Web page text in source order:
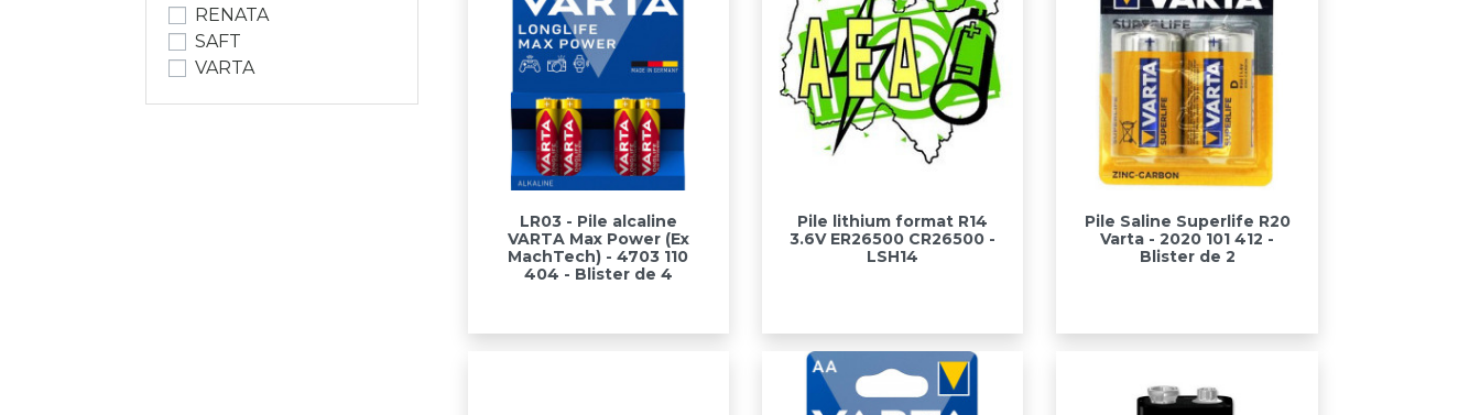
RENATA
SAFT
VARTA
 Aperçu rapide
LR03 - Pile alcaline
VARTA Max Power (Ex
MachTech) - 4703 110
404 - Blister de 4
Aperçu rapide
Pile lithium format R14
3.6V ER26500 CR26500 -
LSH14
 Aperçu rapide
Pile Saline Superlife R20
Varta - 2020 101 412 -
Blister de 2